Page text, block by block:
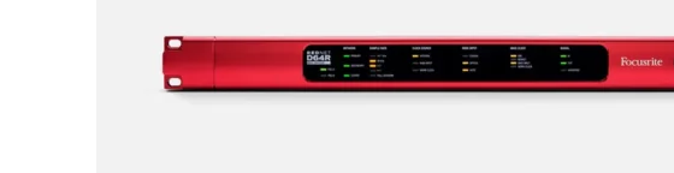
Audífonos
Micrófonos
Amplificadores